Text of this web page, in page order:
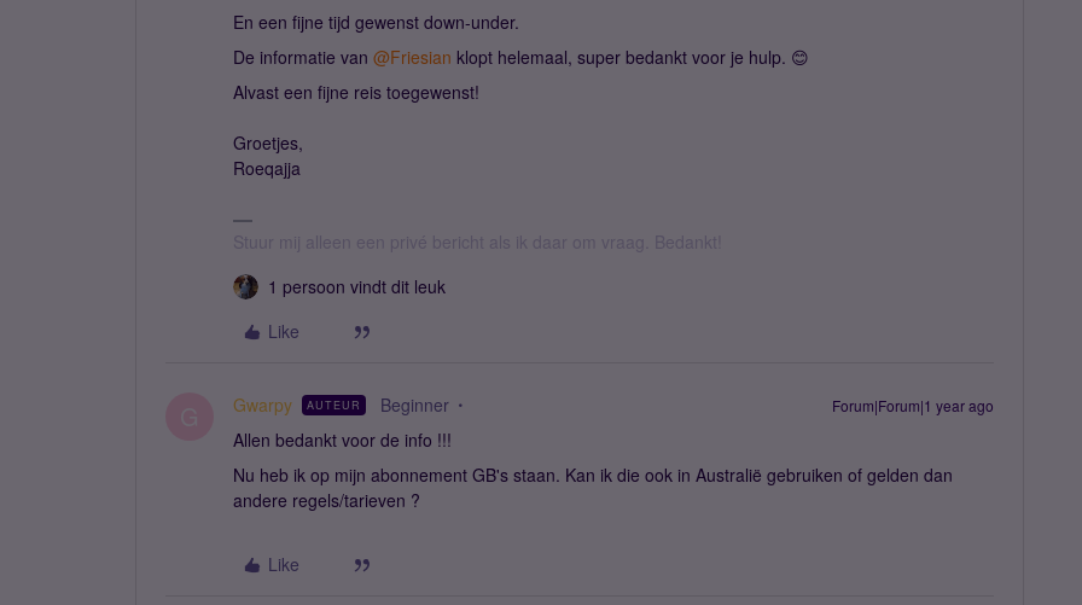
En een fijne tijd gewenst down-under.
De informatie van ​ @Friesian klopt helemaal, super bedankt voor je hulp. 😊
Alvast een fijne reis toegewenst!
Groetjes,
Roeqajja
Stuur mij alleen een privé bericht als ik daar om vraag. Bedankt!
1 persoon vindt dit leuk
Like
Gwarpy AUTEUR Beginner Forum|Forum|1 year ago
Allen bedankt voor de info !!!
Nu heb ik op mijn abonnement GB's staan. Kan ik die ook in Australië gebruiken of gelden dan
andere regels/tarieven ?
Like